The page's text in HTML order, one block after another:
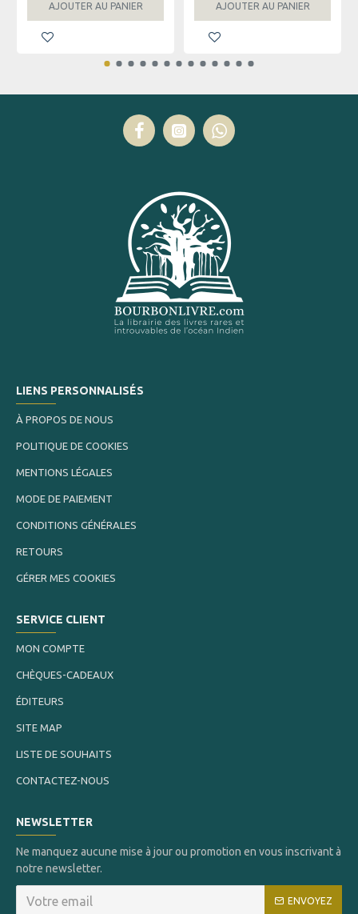
AJOUTER AU PANIER AJOUTER AU PANIER
LIENS PERSONNALISÉS
À PROPOS DE NOUS
POLITIQUE DE COOKIES
MENTIONS LÉGALES
MODE DE PAIEMENT
CONDITIONS GÉNÉRALES
RETOURS
GÉRER MES COOKIES
SERVICE CLIENT
MON COMPTE
CHÈQUES-CADEAUX
ÉDITEURS
SITE MAP
LISTE DE SOUHAITS
CONTACTEZ-NOUS
NEWSLETTER
Ne manquez aucune mise à jour ou promotion en vous inscrivant à
notre newsletter.
ENVOYEZ